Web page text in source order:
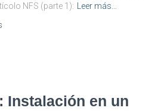
NFS (parte 1): Leer más…
Instalación en un